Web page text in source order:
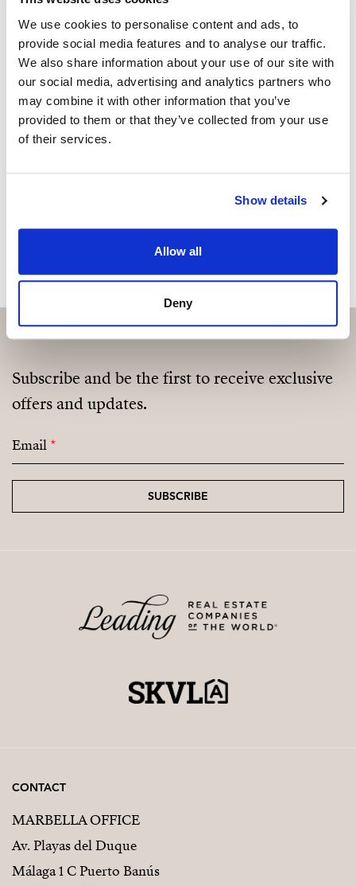
We use cookies to personalise content and ads, to
provide social media features and to analyse our traffic.
We also share information about your use of our site with
our social media, advertising and analytics partners who
may combine it with other information that you’ve
provided to them or that they’ve collected from your use
of their services.
Show details
Allow all
Deny
Sind Sie an dieser Immobilie
interessiert?
Please, contact me or fill your information and
we will contact you with the language you
viewings by Whats App free of charge.
Subscribe and be the first to receive exclusive
offers and updates.
Email*
SUBSCRIBE
CONTACT
MARBELLA OFFICE
Av. Playas del Duque
Málaga 1 C Puerto Banús